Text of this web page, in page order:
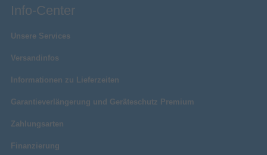
Info-Center
Unsere Services
Versandinfos
Informationen zu Lieferzeiten
Garantieverlängerung und Geräteschutz Premium
Zahlungsarten
Finanzierung